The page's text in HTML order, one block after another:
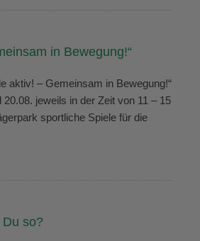
in Bewegung!“
aktiv! – Gemeinsam in Bewegung!“
jeweils in der Zeit von 11 – 15
sportliche Spiele für die
so?